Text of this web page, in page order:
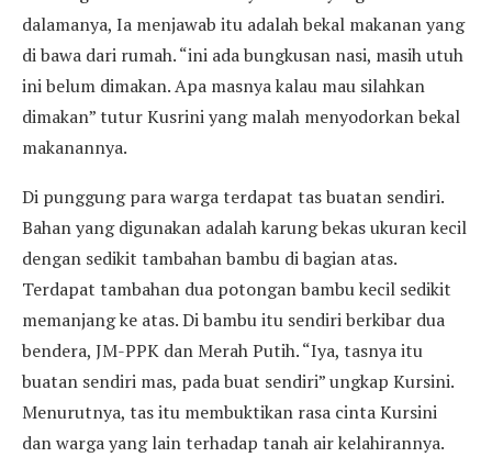
dalamanya, Ia menjawab itu adalah bekal makanan yang
di bawa dari rumah. “ini ada bungkusan nasi, masih utuh
ini belum dimakan. Apa masnya kalau mau silahkan
dimakan” tutur Kusrini yang malah menyodorkan bekal
makanannya.
Di punggung para warga terdapat tas buatan sendiri.
Bahan yang digunakan adalah karung bekas ukuran kecil
dengan sedikit tambahan bambu di bagian atas.
Terdapat tambahan dua potongan bambu kecil sedikit
memanjang ke atas. Di bambu itu sendiri berkibar dua
bendera, JM-PPK dan Merah Putih. “Iya, tasnya itu
buatan sendiri mas, pada buat sendiri” ungkap Kursini.
Menurutnya, tas itu membuktikan rasa cinta Kursini
dan warga yang lain terhadap tanah air kelahirannya.